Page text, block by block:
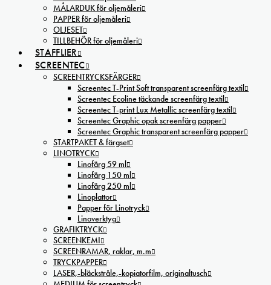
MÅLARDUK för oljemåleri
PAPPER för oljemåleri
OLJESET
TILLBEHÖR för oljemåleri
STAFFLIER
SCREENTEC
SCREENTRYCKSFÄRGER
Screentec T-Print Soft transparent screenfärg textil
Screentec Ecoline täckande screenfärg textil
Screentec T-print Lux Metallic screenfärg textil
Screentec Graphic opak screenfärg papper
Screentec Graphic transparent screenfärg papper
STARTPAKET & färgset
LINOTRYCK
Linofärg 59 ml
Linofärg 150 ml
Linofärg 250 ml
Linoplattor
Papper för Linotryck
Linoverktyg
GRAFIKTRYCK
SCREENKEMI
SCREENRAMAR, raklar, m.m
TRYCKPAPPER
LASER,-bläckstråle,-kopiatorfilm, oríginaltusch